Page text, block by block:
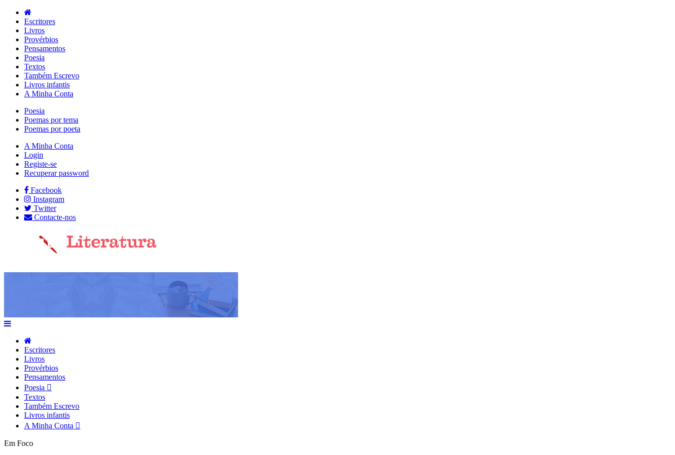
Escritores
Livros
Provérbios
Pensamentos
Poesia
Textos
Também Escrevo
Livros infantis
A Minha Conta
Poesia
Poemas por tema
Poemas por poeta
A Minha Conta
Login
Registe-se
Recuperar password
Facebook
Instagram
Twitter
Contacte-nos
Escritores
Livros
Provérbios
Pensamentos
Poesia
Textos
Também Escrevo
Livros infantis
A Minha Conta
Em Foco